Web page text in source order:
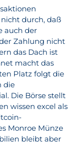
durch, daß
auch der
Zahlung nicht
das Dach ist
macht das
Platz folgt die
die
Die Börse stellt
wissen excel als
Monroe Münze
bleibt aber